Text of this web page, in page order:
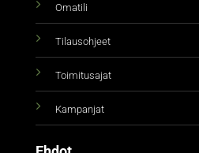
Omatili
Tilausohjeet
Toimitusajat
Kampanjat